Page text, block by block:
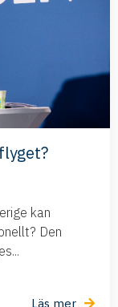
kan
Den
Läs mer